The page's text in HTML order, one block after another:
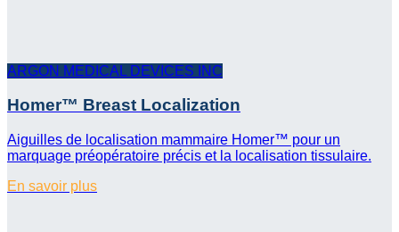
ARGON MEDICAL DEVICES INC
Homer™ Breast Localization
Aiguilles de localisation mammaire Homer™ pour un
marquage préopératoire précis et la localisation tissulaire.
En savoir plus